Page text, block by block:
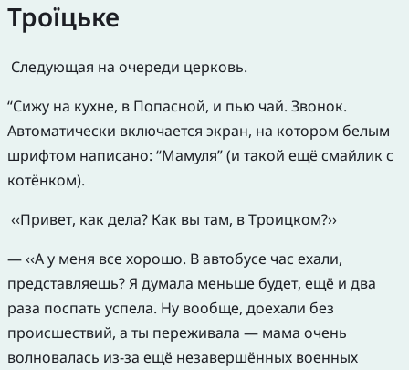
Троїцьке
Следующая на очереди церковь.
“Сижу на кухне, в Попасной, и пью чай. Звонок.
Автоматически включается экран, на котором белым
шрифтом написано: “Мамуля” (и такой ещё смайлик с
котёнком).
‹‹Привет, как дела? Как вы там, в Троицком?››
— ‹‹А у меня все хорошо. В автобусе час ехали,
представляешь? Я думала меньше будет, ещё и два
раза поспать успела. Ну вообще, доехали без
происшествий, а ты переживала — мама очень
волновалась из-за ещё незавершённых военных